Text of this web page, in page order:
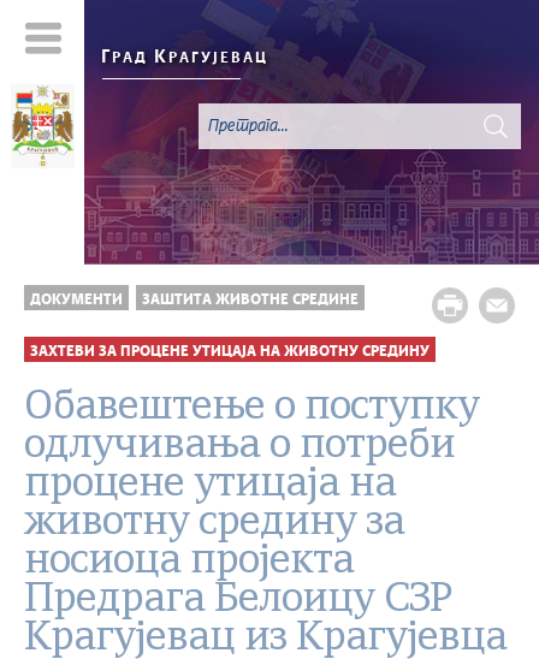
Г РАД К РАГУЈЕВАЦ
ДОКУМЕНТИ ЗАШТИТА ЖИВОТНЕ СРЕДИНЕ
ЗАХТЕВИ ЗА ПРОЦЕНЕ УТИЦАЈА НА ЖИВОТНУ СРЕДИНУ
Обавештење о поступку
одлучивања о потреби
процене утицаја на
животну средину за
носиоца пројекта
Предрага Белоицу СЗР
Крагујевац из Крагујевца